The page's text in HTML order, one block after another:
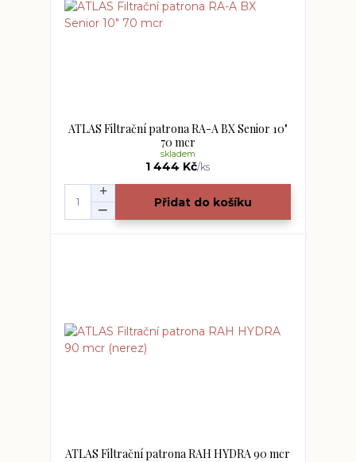
ATLAS Filtrační patrona RA-A BX Senior 10"
70 mcr
1 444 Kč/ks
skladem
Přidat do košíku
ATLAS Filtrační patrona RAH HYDRA 90 mcr